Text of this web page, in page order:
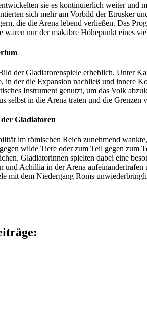
sie es kontinuierlich weiter und
sich mehr am Vorbild der Etrusker
die die Arena lebend verließen. Das
nur der makabre Höhepunkt eines
der Gladiatorenspiele erheblich. Unter
in der die Expansion nachließ und innere
Instrument genutzt, um das Volk
selbst in die Arena traten und die
Gladiatoren
im römischen Reich zunehmend
wilde Tiere oder zum Teil gegen
Gladiatorinnen spielten dabei eine
Achillia in der Arena
mit dem Niedergang Roms